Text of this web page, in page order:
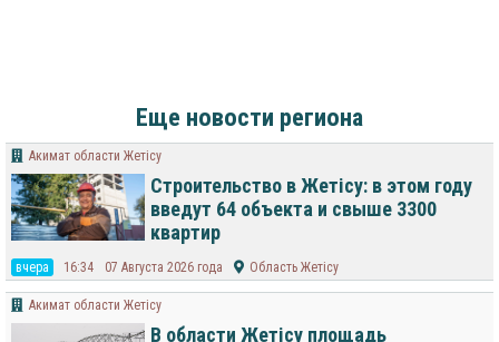
Еще новости региона
Акимат области Жетісу
Строительство в Жетісу: в этом году
введут 64 объекта и свыше 3300
квартир
вчера 16:34 07 Августа 2026 года Область Жетісу
Акимат области Жетісу
В области Жетісу площадь